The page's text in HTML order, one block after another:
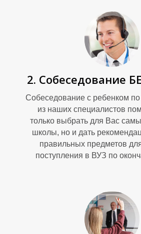
2. Собеседование
Собеседование с ребенком по
из наших специалистов
только выбрать для Вас
школы, но и дать
правильных предметов
поступления в ВУЗ по